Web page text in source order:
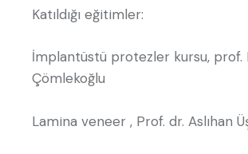
Katıldığı eğitimler:
İmplantüstü protezler kursu, prof.
Çömlekoğlu
Lamina veneer , Prof. dr. Aslıhan